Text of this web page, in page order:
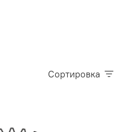
Сортировка